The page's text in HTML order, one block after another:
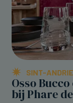
SINT-
Osso
bij Phare